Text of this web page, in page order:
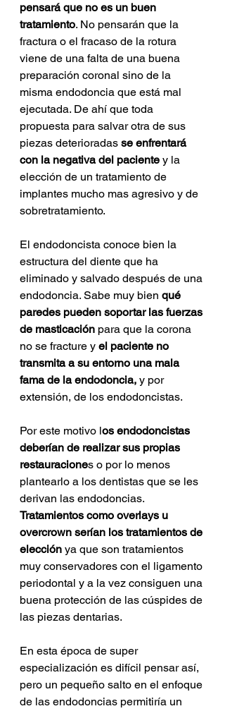
pensará que no es un buen
tratamiento. No pensarán que la
fractura o el fracaso de la rotura
viene de una falta de una buena
preparación coronal sino de la
misma endodoncia que está mal
ejecutada. De ahí que toda
propuesta para salvar otra de sus
piezas deterioradas se enfrentará
con la negativa del paciente y la
elección de un tratamiento de
implantes mucho mas agresivo y de
sobretratamiento.
El endodoncista conoce bien la
estructura del diente que ha
eliminado y salvado después de una
endodoncia. Sabe muy bien qué
paredes pueden soportar las fuerzas
de masticación para que la corona
no se fracture y el paciente no
transmita a su entorno una mala
fama de la endodoncia, y por
extensión, de los endodoncistas.
Por este motivo los endodoncistas
deberían de realizar sus propias
restauraciones o por lo menos
plantearlo a los dentistas que se les
derivan las endodoncias.
Tratamientos como overlays u
overcrown serían los tratamientos de
elección ya que son tratamientos
muy conservadores con el ligamento
periodontal y a la vez consiguen una
buena protección de las cúspides de
las piezas dentarias.
En esta época de super
especialización es difícil pensar así,
pero un pequeño salto en el enfoque
de las endodoncias permitiría un